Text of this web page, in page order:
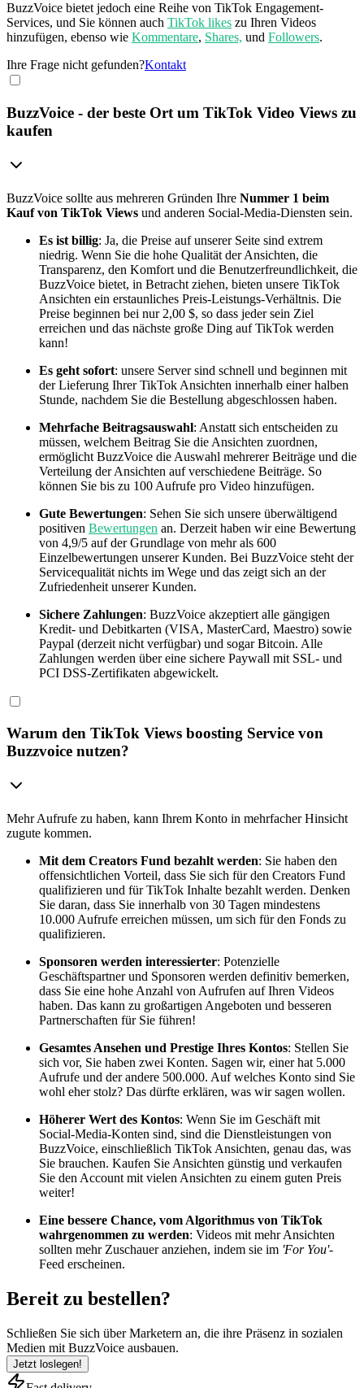
BuzzVoice bietet jedoch eine Reihe von TikTok Engagement-
Services, und Sie können auch TikTok likes zu Ihren Videos
hinzufügen, ebenso wie Kommentare, Shares, und Followers.
Ihre Frage nicht gefunden?Kontakt
BuzzVoice - der beste Ort um TikTok Video Views zu
kaufen
BuzzVoice sollte aus mehreren Gründen Ihre Nummer 1 beim
Kauf von TikTok Views und anderen Social-Media-Diensten sein.
Es ist billig: Ja, die Preise auf unserer Seite sind extrem
niedrig. Wenn Sie die hohe Qualität der Ansichten, die
Transparenz, den Komfort und die Benutzerfreundlichkeit, die
BuzzVoice bietet, in Betracht ziehen, bieten unsere TikTok
Ansichten ein erstaunliches Preis-Leistungs-Verhältnis. Die
Preise beginnen bei nur 2,00 $, so dass jeder sein Ziel
erreichen und das nächste große Ding auf TikTok werden
kann!
Es geht sofort: unsere Server sind schnell und beginnen mit
der Lieferung Ihrer TikTok Ansichten innerhalb einer halben
Stunde, nachdem Sie die Bestellung abgeschlossen haben.
Mehrfache Beitragsauswahl: Anstatt sich entscheiden zu
müssen, welchem Beitrag Sie die Ansichten zuordnen,
ermöglicht BuzzVoice die Auswahl mehrerer Beiträge und die
Verteilung der Ansichten auf verschiedene Beiträge. So
können Sie bis zu 100 Aufrufe pro Video hinzufügen.
Gute Bewertungen: Sehen Sie sich unsere überwältigend
positiven Bewertungen an. Derzeit haben wir eine Bewertung
von 4,9/5 auf der Grundlage von mehr als 600
Einzelbewertungen unserer Kunden. Bei BuzzVoice steht der
Servicequalität nichts im Wege und das zeigt sich an der
Zufriedenheit unserer Kunden.
Sichere Zahlungen: BuzzVoice akzeptiert alle gängigen
Kredit- und Debitkarten (VISA, MasterCard, Maestro) sowie
Paypal (derzeit nicht verfügbar) und sogar Bitcoin. Alle
Zahlungen werden über eine sichere Paywall mit SSL- und
PCI DSS-Zertifikaten abgewickelt.
Warum den TikTok Views boosting Service von
Buzzvoice nutzen?
Mehr Aufrufe zu haben, kann Ihrem Konto in mehrfacher Hinsicht
zugute kommen.
Mit dem Creators Fund bezahlt werden: Sie haben den
offensichtlichen Vorteil, dass Sie sich für den Creators Fund
qualifizieren und für TikTok Inhalte bezahlt werden. Denken
Sie daran, dass Sie innerhalb von 30 Tagen mindestens
10.000 Aufrufe erreichen müssen, um sich für den Fonds zu
qualifizieren.
Sponsoren werden interessierter: Potenzielle
Geschäftspartner und Sponsoren werden definitiv bemerken,
dass Sie eine hohe Anzahl von Aufrufen auf Ihren Videos
haben. Das kann zu großartigen Angeboten und besseren
Partnerschaften für Sie führen!
Gesamtes Ansehen und Prestige Ihres Kontos: Stellen Sie
sich vor, Sie haben zwei Konten. Sagen wir, einer hat 5.000
Aufrufe und der andere 500.000. Auf welches Konto sind Sie
wohl eher stolz? Das dürfte erklären, was wir sagen wollen.
Höherer Wert des Kontos: Wenn Sie im Geschäft mit
Social-Media-Konten sind, sind die Dienstleistungen von
BuzzVoice, einschließlich TikTok Ansichten, genau das, was
Sie brauchen. Kaufen Sie Ansichten günstig und verkaufen
Sie den Account mit vielen Ansichten zu einem guten Preis
weiter!
Eine bessere Chance, vom Algorithmus von TikTok
wahrgenommen zu werden: Videos mit mehr Ansichten
sollten mehr Zuschauer anziehen, indem sie im 'For You'-
Feed erscheinen.
Bereit zu bestellen?
Schließen Sie sich überMarketern an, die ihre Präsenz in sozialen
Medien mit BuzzVoice ausbauen.
Jetzt loslegen!